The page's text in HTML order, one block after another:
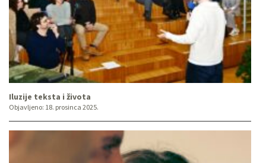
Iluzije teksta i života
Objavljeno: 18. prosinca 2025.